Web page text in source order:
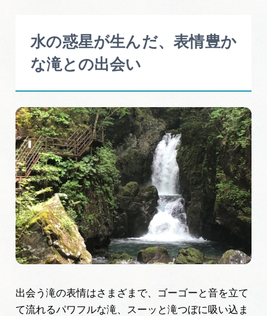
水の惑星が生んだ、表情豊か
な滝との出会い
出会う滝の表情はさまざまで、ゴーゴーと音を立て
て流れるパワフルな滝、スーッと滝つぼに吸い込ま